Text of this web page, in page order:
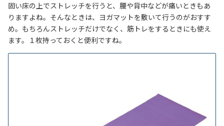
固い床の上でストレッチを行うと、腰や背中などが痛いときもあ
りますよね。そんなときは、ヨガマットを敷いて行うのがおすす
め。もちろんストレッチだけでなく、筋トレをするときにも使え
ます。１枚持っておくと便利ですね。